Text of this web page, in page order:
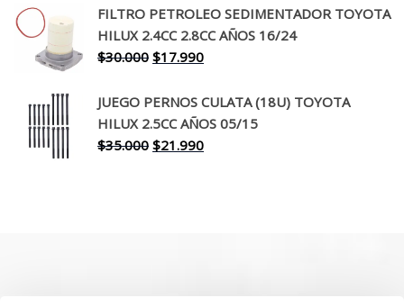
original
era:
$260.000.
actual
es:
FILTRO PETROLEO SEDIMENTADOR TOYOTA
HILUX 2.4CC 2.8CC AÑOS 16/24
$30.000 El
original
era:
$30.000.
$17.990El
actual
es:
$17.990.
JUEGO PERNOS CULATA (18U) TOYOTA
HILUX 2.5CC AÑOS 05/15
$35.000 El
$21.990El